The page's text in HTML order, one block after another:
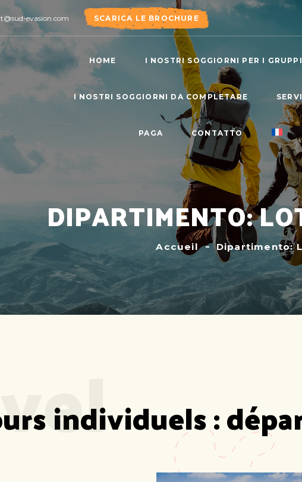
evasion.com SCARICA LE BROCHURE
HOME I NOSTRI SOGGIORNI PER I GRUPPI
I NOSTRI SOGGIORNI DA COMPLETARE
LA
PAGA CONTATTO
DIPARTIMENTO:
Accueil Dipartimento:
individuels :